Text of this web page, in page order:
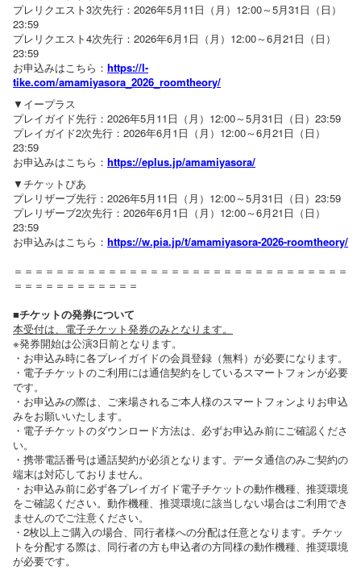
プレリクエスト3次先行：2026年5月11日（月）12:00～5月31日（日）
23:59
プレリクエスト4次先行：2026年6月1日（月）12:00～6月21日（日）
23:59
お申込みはこちら： https://l-
tike.com/amamiyasora_2026_roomtheory/
▼イープラス
プレイガイド先行：2026年5月11日（月）12:00～5月31日（日）23:59
プレイガイド2次先行：2026年6月1日（月）12:00～6月21日（日）
23:59
お申込みはこちら： https://eplus.jp/amamiyasora/
▼チケットぴあ
プレリザーブ先行：2026年5月11日（月）12:00～5月31日（日）23:59
プレリザーブ2次先行：2026年6月1日（月）12:00～6月21日（日）
23:59
お申込みはこちら： https://w.pia.jp/t/amamiyasora-2026-roomtheory/
＝＝＝＝＝＝＝＝＝＝＝＝＝＝＝＝＝＝＝＝＝＝＝＝＝＝＝＝＝＝＝＝
＝＝＝＝＝＝＝＝＝＝＝＝
■チケットの発券について
本受付は、電子チケット発券のみとなります。
※発券開始は公演3日前となります。
・お申込み時に各プレイガイドの会員登録（無料）が必要になります。
・電子チケットのご利用には通信契約をしているスマートフォンが必要
です。
・お申込みの際は、ご来場されるご本人様のスマートフォンよりお申込
みをお願いいたします。
・電子チケットのダウンロード方法は、必ずお申込み前にご確認くださ
い。
・携帯電話番号は通話契約が必須となります。データ通信のみご契約の
端末は対応しておりません。
・お申込み前に必ず各プレイガイド電子チケットの動作機種、推奨環境
をご確認ください。動作機種、推奨環境に該当しない場合はご利用でき
ませんのでご注意ください。
・2枚以上ご購入の場合、同行者様への分配は任意となります。チケッ
トを分配する際は、同行者の方も申込者の方同様の動作機種、推奨環境
が必要です。